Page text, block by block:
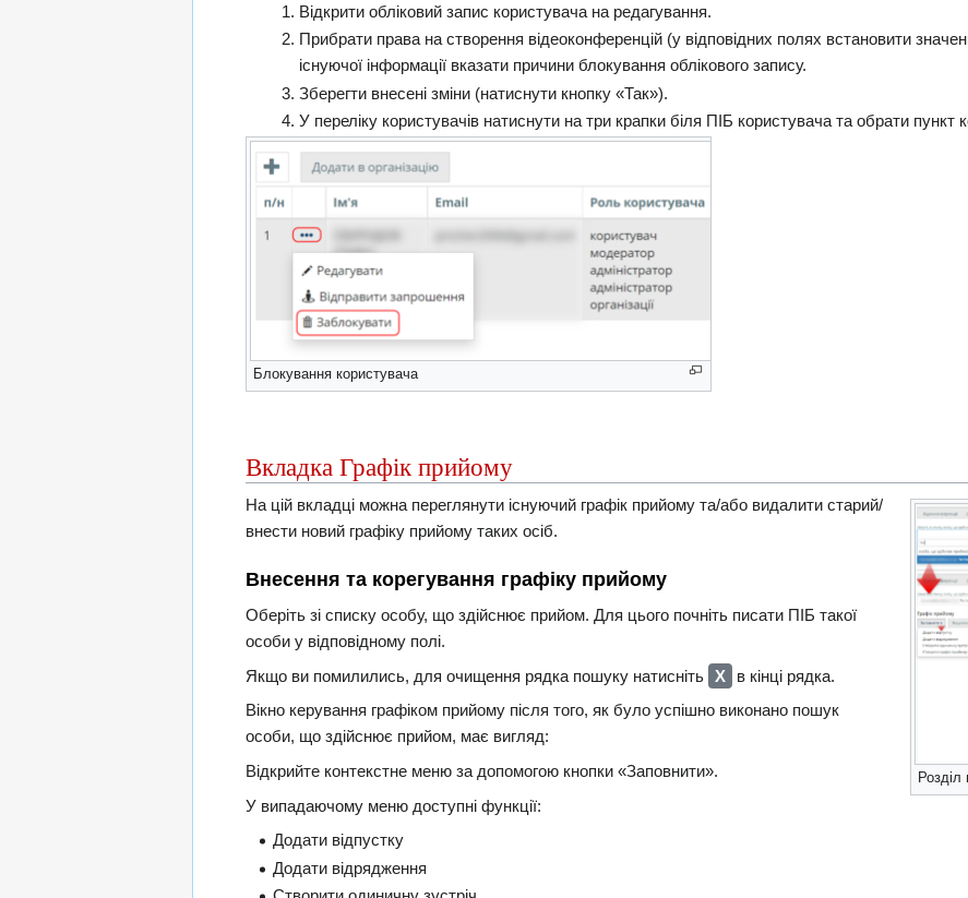
Відкрити обліковий запис користувача на редагування.
Прибрати права на створення відеоконференцій (у відповідних полях встановити
існуючої інформації вказати причини блокування облікового запису.
Зберегти внесені зміни (натиснути кнопку «Так»).
У переліку користувачів натиснути на три крапки біля ПІБ користувача та обрати
Блокування користувача
Вкладка Графік прийому
На цій вкладці можна переглянути існуючий графік прийому та/або видалити старий/
внести новий графіку прийому таких осіб.
Внесення та корегування графіку прийому
Оберіть зі списку особу, що здійснює прийом. Для цього почніть писати ПІБ такої
особи у відповідному полі.
Якщо ви помилились, для очищення рядка пошуку натисніть
Х
в кінці рядка.
Вікно керування графіком прийому після того, як було успішно виконано пошук
особи, що здійснює прийом, має вигляд:
Відкрийте контекстне меню за допомогою кнопки «Заповнити».
У випадаючому меню доступні функції:
Додати відпустку
Додати відрядження